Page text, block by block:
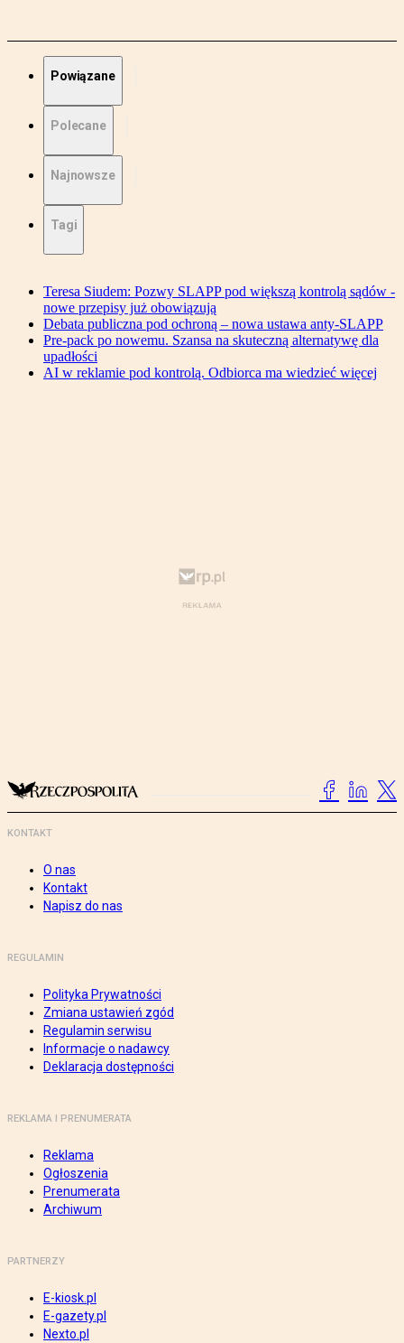
Powiązane
Polecane
Najnowsze
Tagi
Teresa Siudem: Pozwy SLAPP pod większą kontrolą sądów -
nowe przepisy już obowiązują
Debata publiczna pod ochroną – nowa ustawa anty-SLAPP
Pre-pack po nowemu. Szansa na skuteczną alternatywę dla
upadłości
AI w reklamie pod kontrolą. Odbiorca ma wiedzieć więcej
KONTAKT
O nas
Kontakt
Napisz do nas
REGULAMIN
Polityka Prywatności
Zmiana ustawień zgód
Regulamin serwisu
Informacje o nadawcy
Deklaracja dostępności
REKLAMA I PRENUMERATA
Reklama
Ogłoszenia
Prenumerata
Archiwum
PARTNERZY
E-kiosk.pl
E-gazety.pl
Nexto.pl